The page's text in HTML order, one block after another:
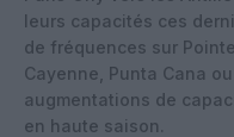
leurs capacités ces
de fréquences sur
Cayenne, Punta Cana
augmentations de
en haute saison.